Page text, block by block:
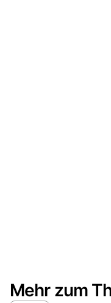
Mehr zum